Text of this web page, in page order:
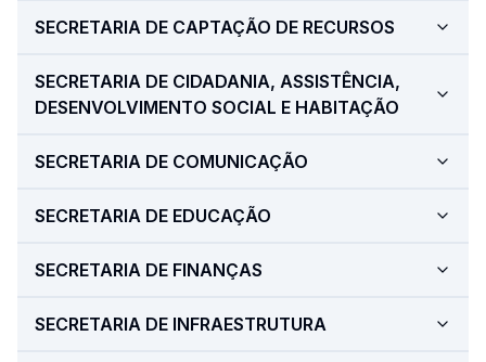
SECRETARIA DE CAPTAÇÃO DE RECURSOS
SECRETARIA DE CIDADANIA, ASSISTÊNCIA,
DESENVOLVIMENTO SOCIAL E HABITAÇÃO
SECRETARIA DE COMUNICAÇÃO
SECRETARIA DE EDUCAÇÃO
SECRETARIA DE FINANÇAS
SECRETARIA DE INFRAESTRUTURA